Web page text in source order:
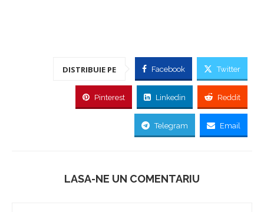
DISTRIBUIE PE Facebook Twitter
Pinterest Linkedin Reddit
Telegram Email
LASA-NE UN COMENTARIU